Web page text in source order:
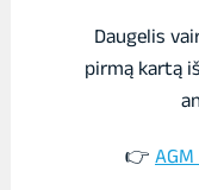
Daugelis
pirmą kartą
👉